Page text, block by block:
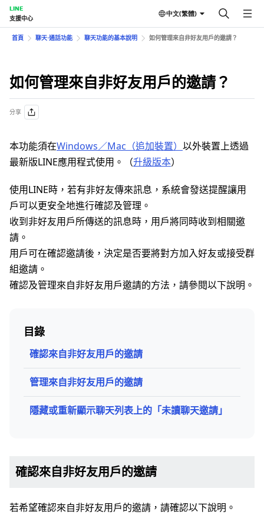
LINE
支援中心
中文(繁體)
首頁 聊天⋅通話功能 聊天功能的基本說明 如何管理來自非好友用戶的邀請？
如何管理來自非好友用戶的邀請？
分享
本功能須在Windows／Mac（追加裝置） 以外裝置上透過
最新版LINE應用程式使用。（升級版本）
使用LINE時，若有非好友傳來訊息，系統會發送提醒讓用
戶可以更安全地進行確認及管理。
收到非好友用戶所傳送的訊息時，用戶將同時收到相關邀
請。
用戶可在確認邀請後，決定是否要將對方加入好友或接受群
組邀請。
確認及管理來自非好友用戶邀請的方法，請參閱以下說明。
目錄
確認來自非好友用戶的邀請
管理來自非好友用戶的邀請
隱藏或重新顯示聊天列表上的「未讀聊天邀請」
確認來自非好友用戶的邀請
若希望確認來自非好友用戶的邀請，請確認以下說明。